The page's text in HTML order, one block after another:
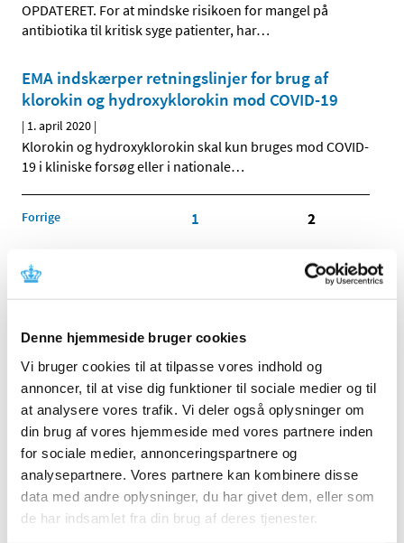
Denne hjemmeside bruger cookies
Vi bruger cookies til at tilpasse vores indhold og
annoncer, til at vise dig funktioner til sociale medier og til
at analysere vores trafik. Vi deler også oplysninger om
din brug af vores hjemmeside med vores partnere inden
for sociale medier, annonceringspartnere og
analysepartnere. Vores partnere kan kombinere disse
data med andre oplysninger, du har givet dem, eller som
de har indsamlet fra din brug af deres tjenester.
OPDATERET. For at mindske risikoen for mangel på
antibiotika til kritisk syge patienter, har…
EMA indskærper retningslinjer for brug af
klorokin og hydroxyklorokin mod COVID-19
| 1. april 2020 |
Klorokin og hydroxyklorokin skal kun bruges mod COVID-
19 i kliniske forsøg eller i nationale…
Forrige 1 2
Alle (2506)
2026 (84)
2025 (158)
2024 (224)
2023 (195)
2022 (197)
2020 (263)
december (24)